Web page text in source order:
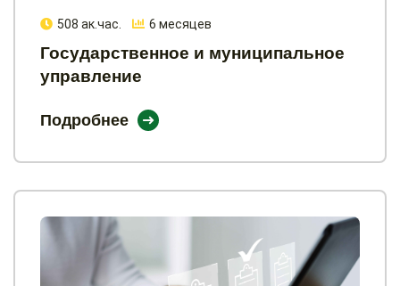
508 ак.час. 6 месяцев
Государственное и муниципальное
управление
Подробнее